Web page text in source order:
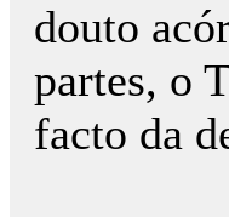
douto
partes, o
facto da